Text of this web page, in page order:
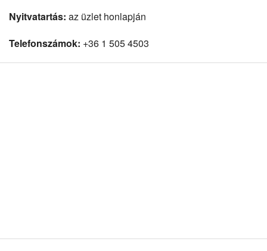
Nyitvatartás: az üzlet honlapján
Telefonszámok: +36 1 505 4503